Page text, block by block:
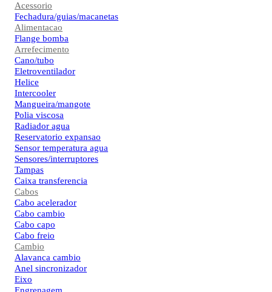
Acessorio
Fechadura/guias/macanetas
Alimentacao
Flange bomba
Arrefecimento
Cano/tubo
Eletroventilador
Helice
Intercooler
Mangueira/mangote
Polia viscosa
Radiador agua
Reservatorio expansao
Sensor temperatura agua
Sensores/interruptores
Tampas
Caixa transferencia
Cabos
Cabo acelerador
Cabo cambio
Cabo capo
Cabo freio
Cambio
Alavanca cambio
Anel sincronizador
Eixo